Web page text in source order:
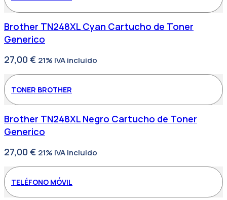
Brother TN248XL Cyan Cartucho de Toner
Generico
27,00 € 21% IVA incluido
TONER BROTHER
Brother TN248XL Negro Cartucho de Toner
Generico
27,00 € 21% IVA incluido
TELÉFONO MÓVIL